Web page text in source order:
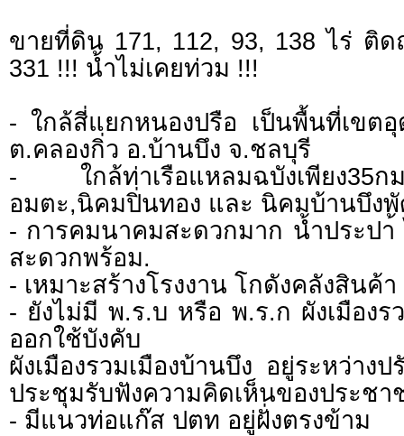
ขายที่ดิน 171, 112, 93, 138 ไร่ ติ
331 !!! น้ำไม่เคยท่วม !!!
- ใกล้สี่แยกหนองปรือ เป็นพื้นที่เขต
ต.คลองกิ่ว อ.บ้านบึง จ.ชลบุรี
- ใกล้ท่าเรือแหลมฉบังเพียง35ก
อมตะ,นิคมปิ่นทอง และ นิคมบ้านบึง
- การคมนาคมสะดวกมาก น้ำประป
สะดวกพร้อม.
- เหมาะสร้างโรงงาน โกดังคลังสินค้า
- ยังไม่มี พ.ร.บ หรือ พ.ร.ก ผังเมือง
ออกใช้บังคับ
ผังเมืองรวมเมืองบ้านบึง อยู่ระหว่าง
ประชุมรับฟังความคิดเห็นของประชา
- มีแนวท่อแก๊ส ปตท อยู่ฝั่งตรงข้าม